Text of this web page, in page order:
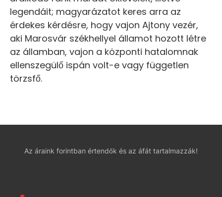
legendáit; magyarázatot keres arra az
érdekes kérdésre, hogy vajon Ajtony vezér,
aki Marosvár székhellyel államot hozott létre
az államban, vajon a központi hatalomnak
ellenszegülő ispán volt-e vagy független
törzsfő.
Az áraink forintban értendők és az áfát tartalmazzák!